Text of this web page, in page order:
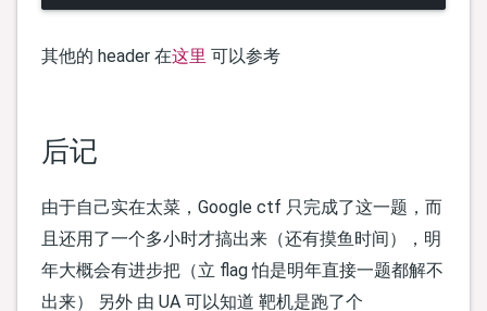
其他的 header 在这里 可以参考
后记
由于自己实在太菜，Google ctf 只完成了这一题，而
且还用了一个多小时才搞出来（还有摸鱼时间），明
年大概会有进步把（立 flag 怕是明年直接一题都解不
出来） 另外 由 UA 可以知道 靶机是跑了个